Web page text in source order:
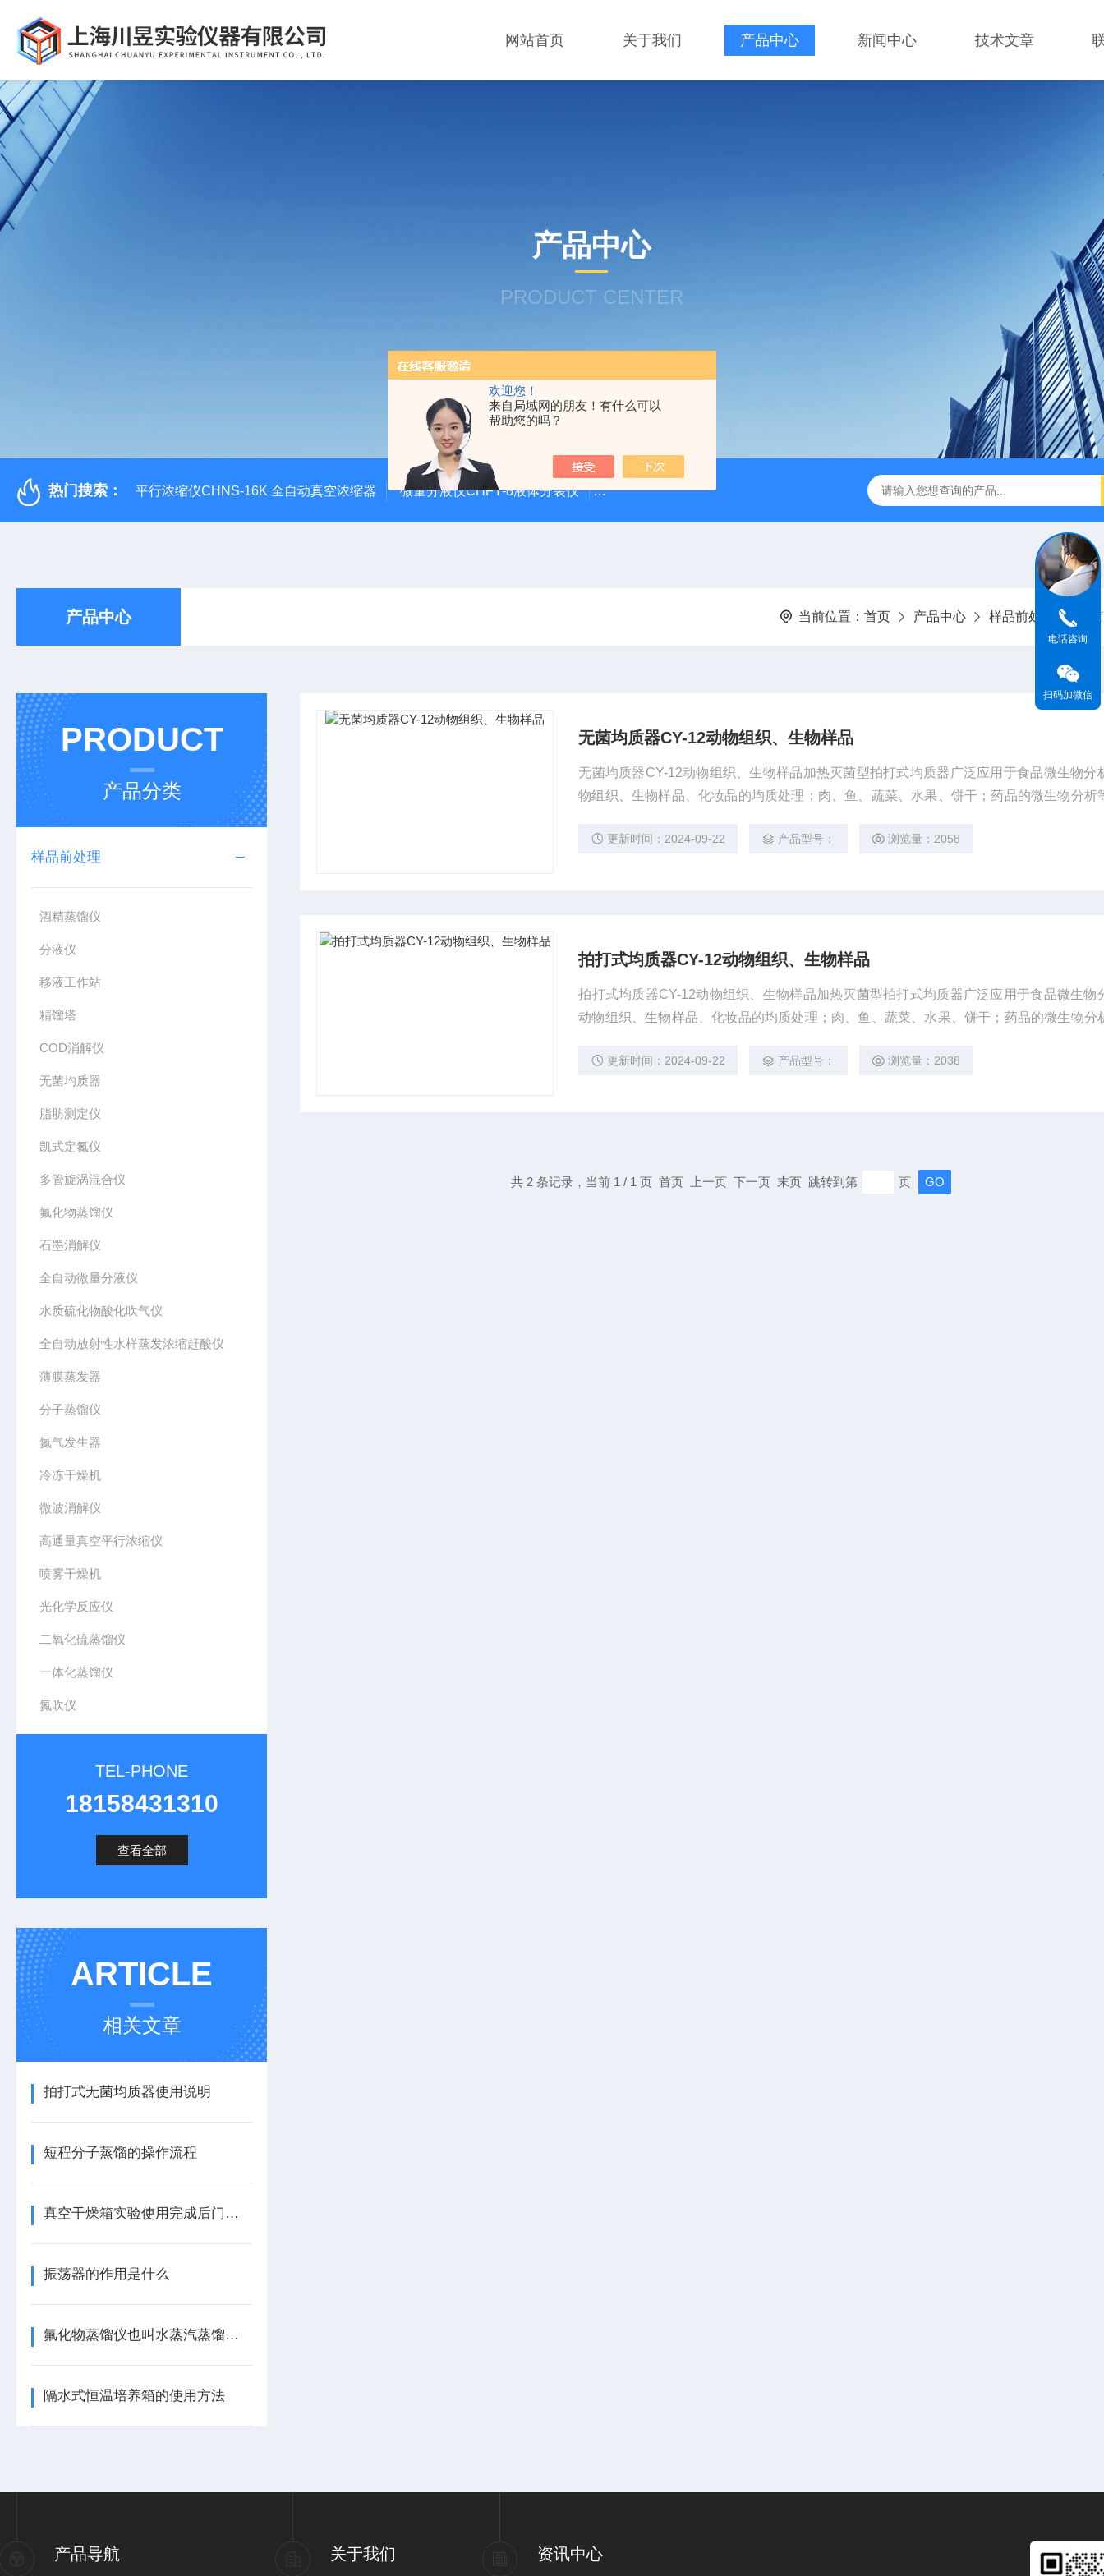
欢迎您！
来自局域网的朋友！有什么可以
帮助您的吗？
网站首页 关于我们 产品中心 新闻中心 技术文章
产品中心
PRODUCT CENTER
热门搜索： 平行浓缩仪CHNS-16K 全自动真空浓缩器 微量分液仪CHFY-8液体分装仪 全自动放射性水样蒸发浓缩赶酸仪ZDGS-8 厌氧手套箱YQX-I半自动厌氧培养箱
产品中心 当前位置： 首页 产品中心 样品前处理 无
PRODUCT
产品分类
样品前处理
酒精蒸馏仪
分液仪
移液工作站
精馏塔
COD消解仪
无菌均质器
脂肪测定仪
凯式定氮仪
多管旋涡混合仪
氟化物蒸馏仪
石墨消解仪
全自动微量分液仪
水质硫化物酸化吹气仪
全自动放射性水样蒸发浓缩赶酸仪
薄膜蒸发器
分子蒸馏仪
氮气发生器
冷冻干燥机
微波消解仪
高通量真空平行浓缩仪
喷雾干燥机
光化学反应仪
二氧化硫蒸馏仪
一体化蒸馏仪
氮吹仪
TEL-PHONE
18158431310
查看全部
ARTICLE
相关文章
拍打式无菌均质器使用说明
短程分子蒸馏的操作流程
真空干燥箱实验使用完成后门打不开怎么办？
振荡器的作用是什么
氟化物蒸馏仪也叫水蒸汽蒸馏装置
隔水式恒温培养箱的使用方法
无菌均质器CY-12动物组织、生物样品
无菌均质器CY-12动物组织、生物样品加热灭菌型拍打式均质器广泛应用于食品微生物分
物组织、生物样品、化妆品的均质处理；肉、鱼、蔬菜、水果、饼干；药品的微生物分析
品袋放入拍打式均质器中即可完成样品的处理。减少了样品的处理和准备时间，处理后的
更新时间：2024-09-22 产品型号： 浏览量：2058
拍打式均质器CY-12动物组织、生物样品
拍打式均质器CY-12动物组织、生物样品加热灭菌型拍打式均质器广泛应用于食品微生物
动物组织、生物样品、化妆品的均质处理；肉、鱼、蔬菜、水果、饼干；药品的微生物分
样品袋放入拍打式均质器中即可完成样品的处理。减少了样品的处理和准备时间，处理后
更新时间：2024-09-22 产品型号： 浏览量：2038
共 2 条记录，当前 1 / 1 页 首页 上一页 下一页 末页 跳转到第 页
产品导航 关于我们 资讯中心
电话咨询
扫码加微信